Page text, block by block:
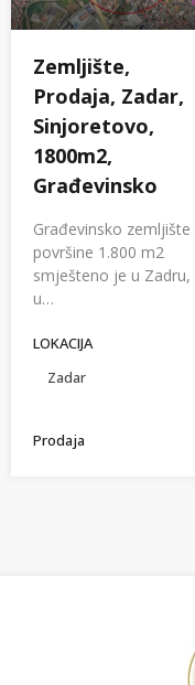
Zemljište,
Prodaja, Zadar,
Sinjoretovo,
1800m2,
Građevinsko
Građevinsko zemljište
površine 1.800 m2
smješteno je u Zadru,
u…
LOKACIJA
Zadar
Prodaja